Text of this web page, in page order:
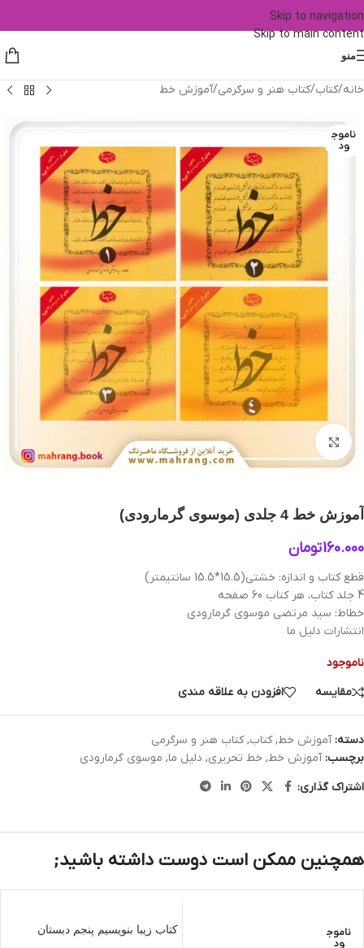
Skip to navigation
Skip to main content
منو
خانه/کتاب/کتاب هنر و سرگرمی/آموزش خط
ناموج
ود
بزرگنمایی تصویر
آموزش خط 4 جلدی (موسوی گرمارودی)
160.000تومان
قطع کتاب و اندازه: خشتی(15.5*15.5 سانتیمتر)
4 جلد کتاب، هر کتاب 60 صفحه
خطاط: سید مرتضی موسوی گرمارودی
انتشارات دلیل ما
ناموجود
مقایسه
افزودن به علاقه مندی
دسته: آموزش خط, کتاب, کتاب هنر و سرگرمی
برچسب: آموزش خط, خط تحریری, دلیل ما, موسوی گرمارودی
اشتراک گذاری:
همچنین ممکن است دوست داشته باشید;
ناموج
ود
کتاب زیبا بنویسیم پنجم دبستان